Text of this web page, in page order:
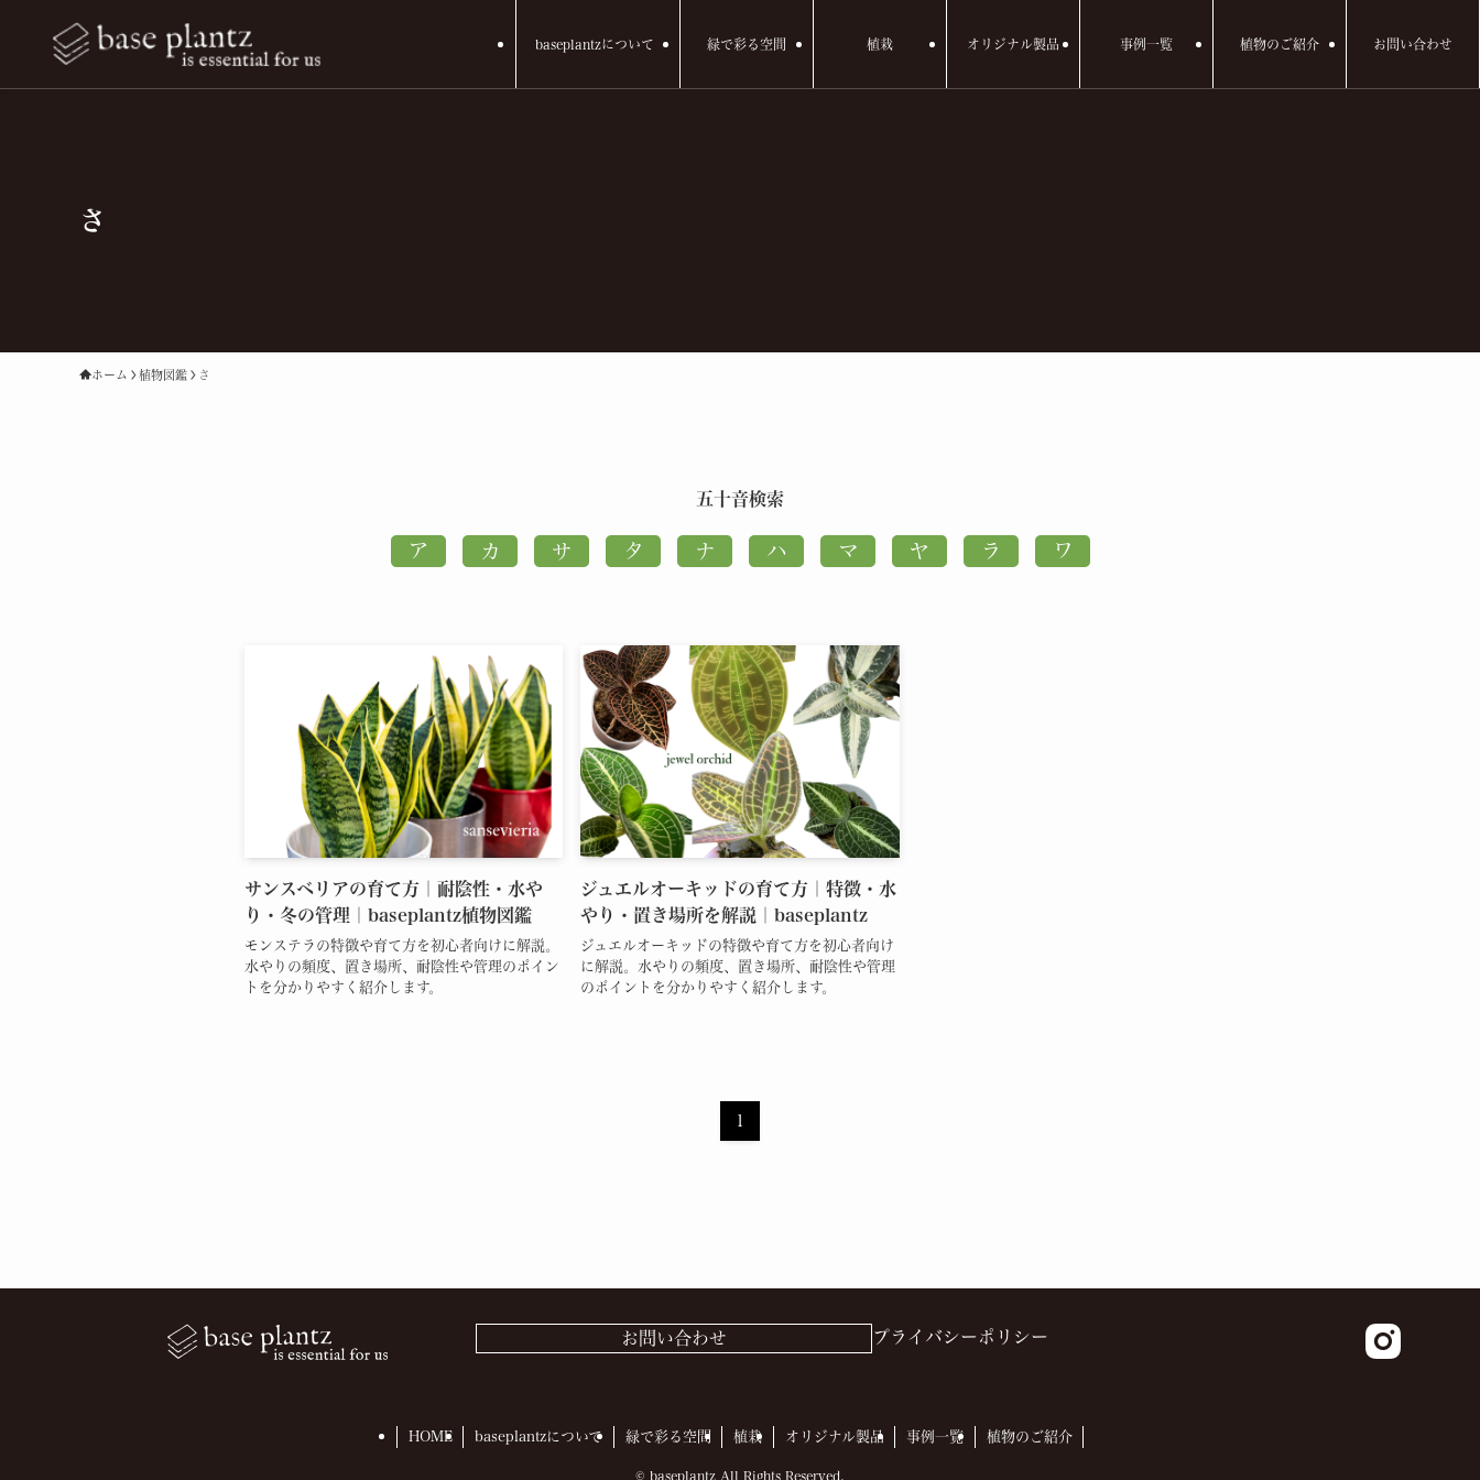
baseplantzについて 緑で彩る空間 植栽 オリジナル製品 事例一覧 植物のご紹介 お問い合わせ
さ
ホーム 植物図鑑 さ
五十音検索
サンスベリアの育て方｜耐陰性・水や
り・冬の管理｜baseplantz植物図鑑
モンステラの特徴や育て方を初心者向けに解説。
水やりの頻度、置き場所、耐陰性や管理のポイン
トを分かりやすく紹介します。
ジュエルオーキッドの育て方｜特徴・水
やり・置き場所を解説｜baseplantz
ジュエルオーキッドの特徴や育て方を初心者向け
に解説。水やりの頻度、置き場所、耐陰性や管理
のポイントを分かりやすく紹介します。
1
お問い合わせ プライバシーポリシー
HOME baseplantzについて 緑で彩る空間 植栽 オリジナル製品 事例一覧 植物のご紹介
© baseplantz All Rights Reserved.